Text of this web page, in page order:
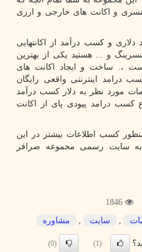
و اکانت های خارجی و ارزی
دلاری و کسب درآمد از اکانتهایی
و ... هستید یکی از بهترین
،. ساخت و ایجاد اکانت های
درامد اینترنتی واقعی رایگان
مورد نظر به دلار کسب درآمد
کسب درامد پیودی پای از اکانت
کسب اطلاعات بیشتر در این
به سایت رسمی مجموعه صرافر
, سایت , مشاوره
(1)
(0)